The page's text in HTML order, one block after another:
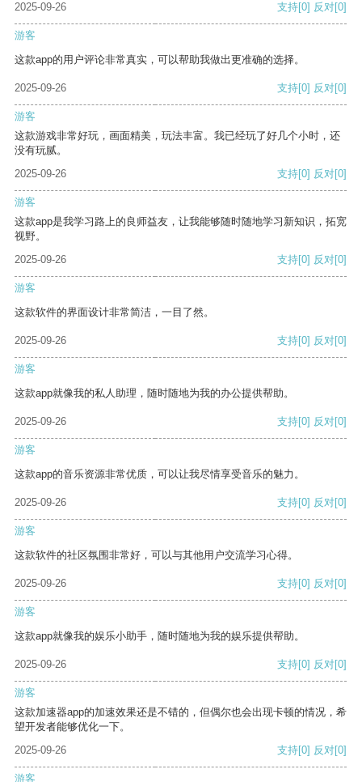
2025-09-26 支持[0] 反对[0]
游客
这款app的用户评论非常真实，可以帮助我做出更准确的选择。
2025-09-26 支持[0] 反对[0]
游客
这款游戏非常好玩，画面精美，玩法丰富。我已经玩了好几个小时，还
没有玩腻。
2025-09-26
支持[0] 反对[0]
游客
这款app是我学习路上的良师益友，让我能够随时随地学习新知识，拓宽
视野。
2025-09-26
支持[0] 反对[0]
游客
这款软件的界面设计非常简洁，一目了然。
2025-09-26 支持[0] 反对[0]
游客
这款app就像我的私人助理，随时随地为我的办公提供帮助。
2025-09-26 支持[0] 反对[0]
游客
这款app的音乐资源非常优质，可以让我尽情享受音乐的魅力。
2025-09-26 支持[0] 反对[0]
游客
这款软件的社区氛围非常好，可以与其他用户交流学习心得。
2025-09-26 支持[0] 反对[0]
游客
这款app就像我的娱乐小助手，随时随地为我的娱乐提供帮助。
2025-09-26 支持[0] 反对[0]
游客
这款加速器app的加速效果还是不错的，但偶尔也会出现卡顿的情况，希
望开发者能够优化一下。
2025-09-26
支持[0] 反对[0]
游客